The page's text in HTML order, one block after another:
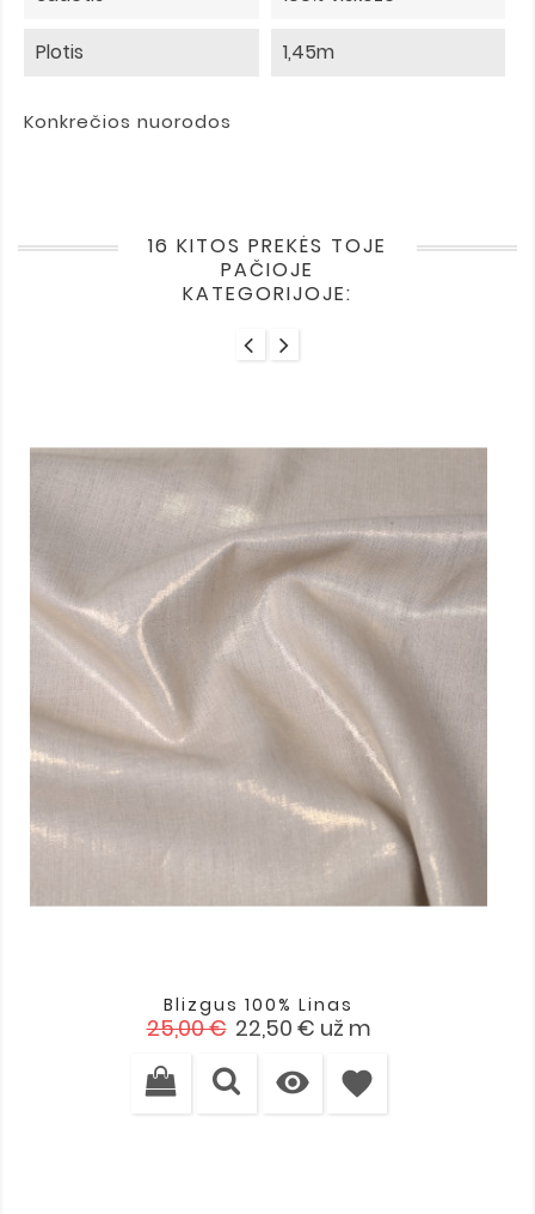
Plotis 1,45m
Konkrečios nuorodos
16 KITOS PREKĖS TOJE
PAČIOJE
KATEGORIJOJE:
Blizgus 100% Linas
Įprasta
25,00 € Kaina
22,50 € už m
 favorite